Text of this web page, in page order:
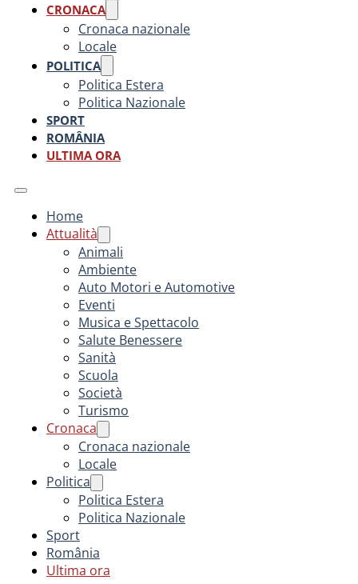
CRONACA
Cronaca nazionale
Locale
POLITICA
Politica Estera
Politica Nazionale
SPORT
ROMÂNIA
ULTIMA ORA
Home
Attualità
Animali
Ambiente
Auto Motori e Automotive
Eventi
Musica e Spettacolo
Salute Benessere
Sanità
Scuola
Società
Turismo
Cronaca
Cronaca nazionale
Locale
Politica
Politica Estera
Politica Nazionale
Sport
România
Ultima ora